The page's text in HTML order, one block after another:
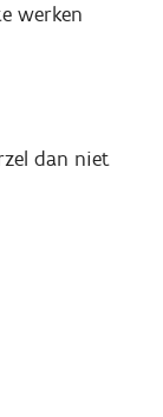
werken
dan niet